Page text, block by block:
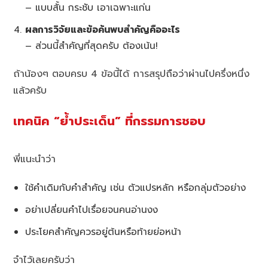
– แบบสั้น กระชับ เอาเฉพาะแก่น
ผลการวิจัยและข้อค้นพบสำคัญคืออะไร
– ส่วนนี้สำคัญที่สุดครับ ต้องเน้น!
ถ้าน้องๆ ตอบครบ 4 ข้อนี้ได้ การสรุปถือว่าผ่านไปครึ่งหนึ่ง
แล้วครับ
เทคนิค “ย้ำประเด็น” ที่กรรมการชอบ
พี่แนะนำว่า
ใช้คำเดิมกับคำสำคัญ เช่น ตัวแปรหลัก หรือกลุ่มตัวอย่าง
อย่าเปลี่ยนคำไปเรื่อยจนคนอ่านงง
ประโยคสำคัญควรอยู่ต้นหรือท้ายย่อหน้า
จำไว้เลยครับว่า